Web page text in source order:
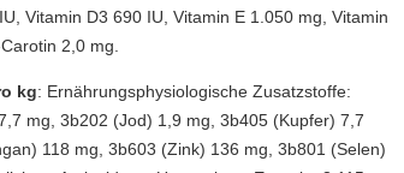
Vitamin D3 690 IU, Vitamin E 1.050 mg, Vitamin
2,0 mg.
kg: Ernährungsphysiologische Zusatzstoffe:
mg, 3b202 (Jod) 1,9 mg, 3b405 (Kupfer) 7,7
118 mg, 3b603 (Zink) 136 mg, 3b801 (Selen)